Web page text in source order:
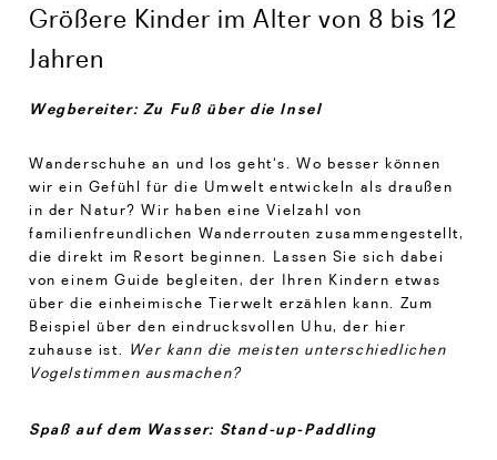
Größere Kinder im Alter von 8 bis 12
Jahren
Wegbereiter: Zu Fuß über die Insel
Wanderschuhe an und los geht‘s. Wo besser können
wir ein Gefühl für die Umwelt entwickeln als draußen
in der Natur? Wir haben eine Vielzahl von
familienfreundlichen Wanderrouten zusammengestellt,
die direkt im Resort beginnen. Lassen Sie sich dabei
von einem Guide begleiten, der Ihren Kindern etwas
über die einheimische Tierwelt erzählen kann. Zum
Beispiel über den eindrucksvollen Uhu, der hier
zuhause ist. Wer kann die meisten unterschiedlichen
Vogelstimmen ausmachen?
Spaß auf dem Wasser: Stand-up-Paddling